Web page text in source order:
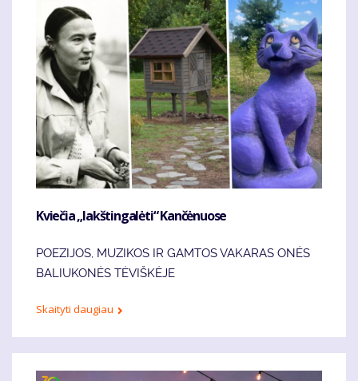
Kviečia „lakštingalėti“ Kančėnuose
POEZIJOS, MUZIKOS IR GAMTOS VAKARAS ONĖS
BALIUKONĖS TĖVIŠKĖJE
Skaityti daugiau